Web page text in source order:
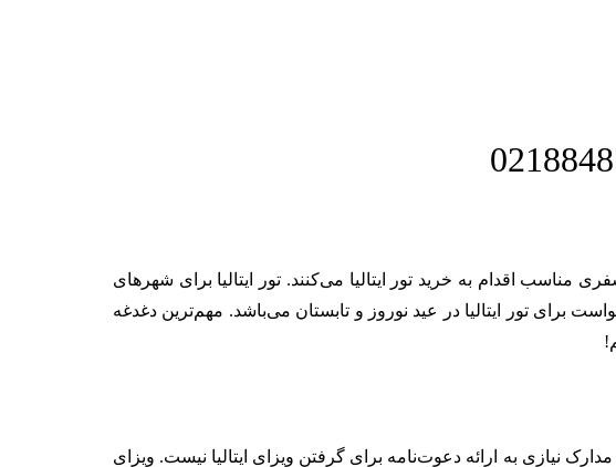
مناسب اقدام به خرید تور ایتالیا می‌کنند. تور ایتالیا برای شهر‌های
برای تور ایتالیا در عید نوروز و تابستان می‌باشد. مهم‌ترین دغدغه
بالا و تمکن مالی حدودا 100 میلیون تومان دارید. با این مدارک نیازی به ارائه دعوت‌نامه برای گرفتن ویزای ایتالیا نیست. ویزای